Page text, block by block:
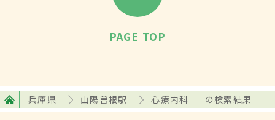
PAGE TOP
兵庫県 山陽曽根駅 心療内科 の検索結果